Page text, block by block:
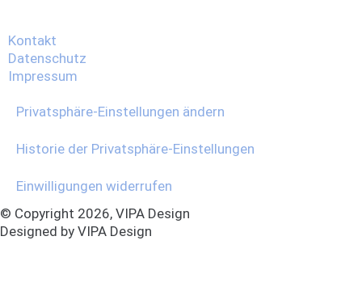
Kontakt
Datenschutz
Impressum
Privatsphäre-Einstellungen ändern
Historie der Privatsphäre-Einstellungen
Einwilligungen widerrufen
© Copyright 2026, VIPA Design
Designed by VIPA Design